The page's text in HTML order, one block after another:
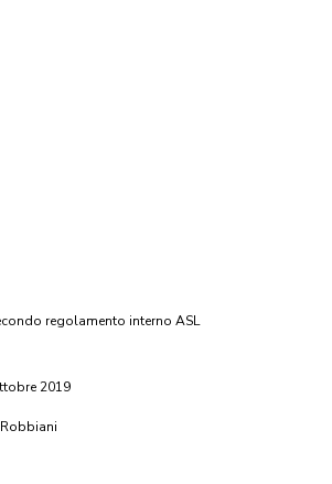
regolamento interno ASL
2019